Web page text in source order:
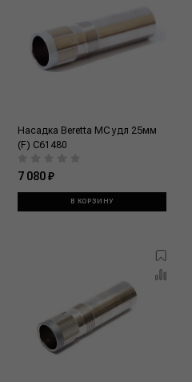
Насадка Beretta MC удл 25мм
(F) C61480
7 080 ₽
В КОРЗИНУ